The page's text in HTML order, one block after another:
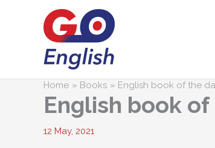
Home Books English book of the
English book
12 May, 2021